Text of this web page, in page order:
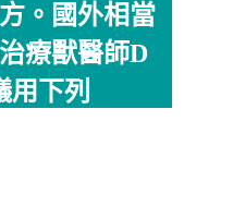
。國外相當
療獸醫師D
用下列